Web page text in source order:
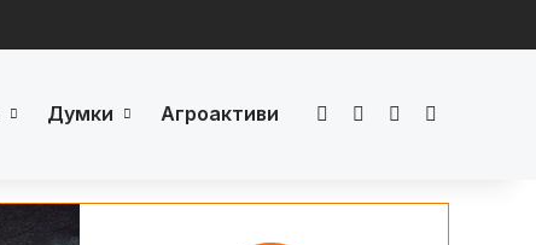
Думки Агроактиви FacebookLinkedInYouTube